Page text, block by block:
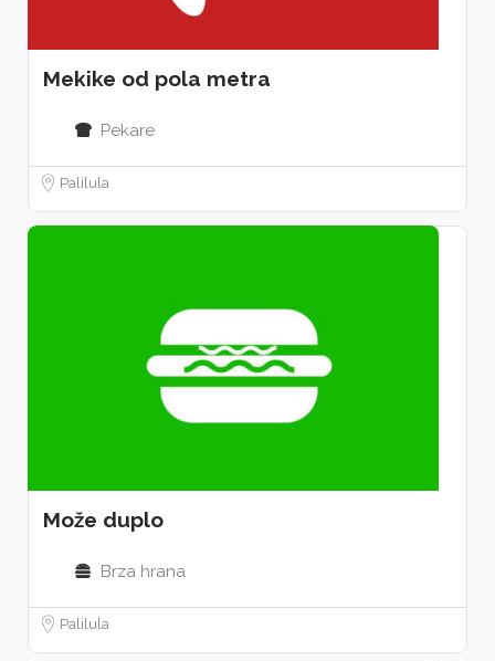
Mekike od pola metra
Pekare
Palilula
Može duplo
Brza hrana
Palilula